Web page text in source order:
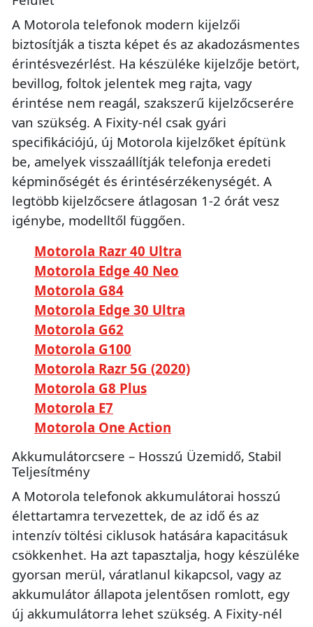
A Motorola telefonok modern kijelzői
biztosítják a tiszta képet és az akadozásmentes
érintésvezérlést. Ha készüléke kijelzője betört,
bevillog, foltok jelentek meg rajta, vagy
érintése nem reagál, szakszerű kijelzőcserére
van szükség. A Fixity-nél csak gyári
specifikációjú, új Motorola kijelzőket építünk
be, amelyek visszaállítják telefonja eredeti
képminőségét és érintésérzékenységét. A
legtöbb kijelzőcsere átlagosan 1-2 órát vesz
igénybe, modelltől függően.
Motorola Razr 40 Ultra
Motorola Edge 40 Neo
Motorola G84
Motorola Edge 30 Ultra
Motorola G62
Motorola G100
Motorola Razr 5G (2020)
Motorola G8 Plus
Motorola E7
Motorola One Action
Akkumulátorcsere – Hosszú Üzemidő, Stabil
Teljesítmény
A Motorola telefonok akkumulátorai hosszú
élettartamra tervezettek, de az idő és az
intenzív töltési ciklusok hatására kapacitásuk
csökkenhet. Ha azt tapasztalja, hogy készüléke
gyorsan merül, váratlanul kikapcsol, vagy az
akkumulátor állapota jelentősen romlott, egy
új akkumulátorra lehet szükség. A Fixity-nél